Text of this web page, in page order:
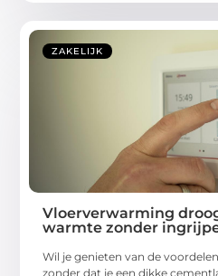
ZAKELIJK
Vloerverwarming
warmte zonder
Wil je genieten van de
zonder dat je een dikke